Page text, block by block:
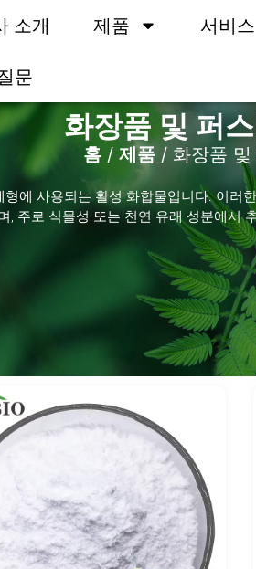
소개 제품 서비스
문
화장품 및 퍼
홈 / 제품 / 화장품
에 사용되는 활성 화합물입니다. 이러
, 주로 식물성 또는 천연 유래 성분에서